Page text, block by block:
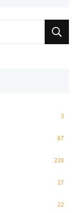
3
87
220
27
22